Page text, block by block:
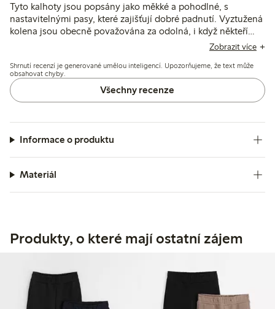
Tyto kalhoty jsou popsány jako měkké a pohodlné, s
nastavitelnými pasy, které zajišťují dobré padnutí. Vyztužená
kolena jsou obecně považována za odolná, i když někteří
zmiňují rychlejší opotřebení nebo díry po aktivním
běžných velikostí.
Zobrazit více
Shrnutí recenzí je generované umělou inteligencí. Upozorňujeme, že text může
obsahovat chyby.
Všechny recenze
Informace o produktu
Materiál
Produkty, o které mají ostatní zájem